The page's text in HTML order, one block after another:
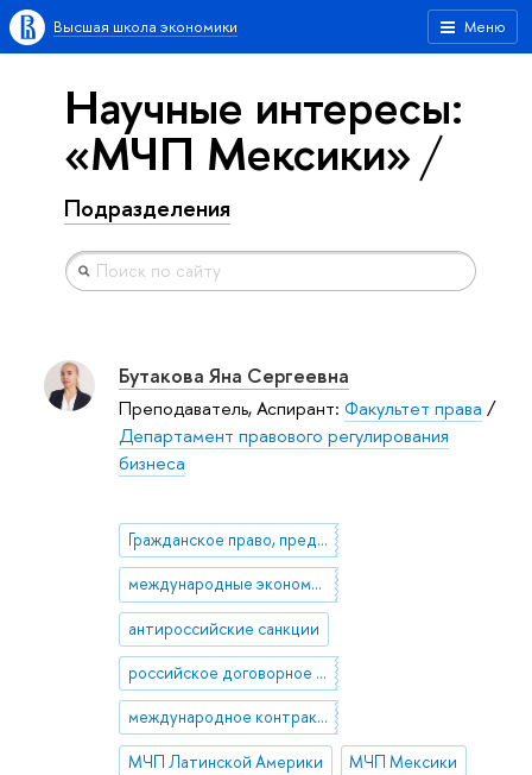
Меню
Высшая школа экономики
Научные интересы:
«МЧП Мексики»
Подразделения
Бутакова Яна Сергеевна
Преподаватель, Аспирант: Факультет права /
Департамент правового регулирования
бизнеса
Гражданское право, предпринимательское право, семейное право, международное частное право
международные экономические санкции, односторонние ограничительные меры
антироссийские санкции
российское договорное право
международное контрактное право
МЧП Латинской Америки МЧП Мексики